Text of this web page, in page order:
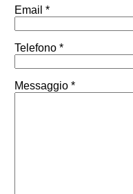
Email *
Telefono *
Messaggio *